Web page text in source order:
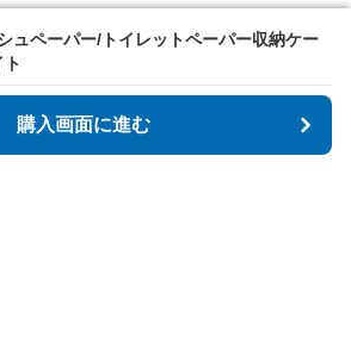
ュペーパー/トイレットペーパー収納ケー
購入画面に進む
ュペーパー/トイレットペーパー収納ケー
購入画面に進む